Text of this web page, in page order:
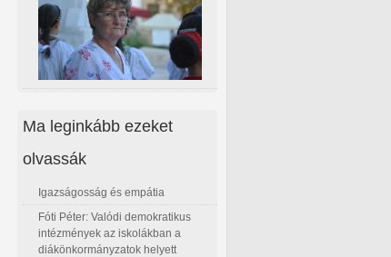
Ma leginkább ezeket
olvassák
Igazságosság és empátia
Fóti Péter: Valódi demokratikus
intézmények az iskolákban a
diákönkormányzatok helyett